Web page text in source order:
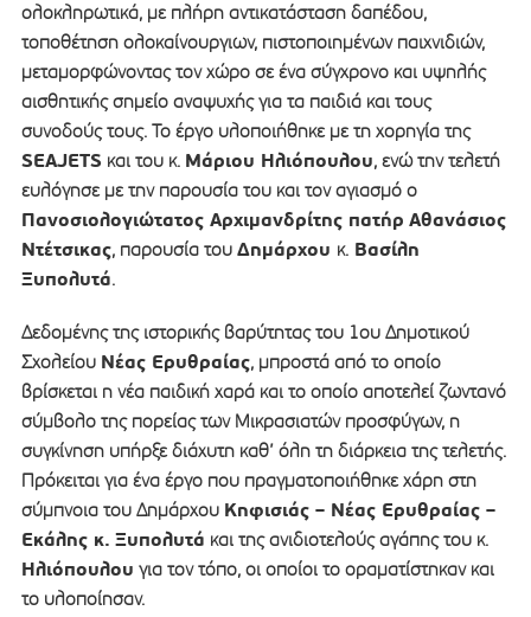
ολοκληρωτικά, με πλήρη αντικατάσταση δαπέδου,
τοποθέτηση ολοκαίνουργιων, πιστοποιημένων παιχνιδιών,
μεταμορφώνοντας τον χώρο σε ένα σύγχρονο και υψηλής
αισθητικής σημείο αναψυχής για τα παιδιά και τους
συνοδούς τους. Το έργο υλοποιήθηκε με τη χορηγία της
SEAJETS και του κ. Μάριου Ηλιόπουλου, ενώ την τελετή
ευλόγησε με την παρουσία του και τον αγιασμό ο
Πανοσιολογιώτατος Αρχιμανδρίτης πατήρ Αθανάσιος
Ντέτσικας, παρουσία του Δημάρχου κ.Βασίλη
Ξυπολυτά.
Δεδομένης της ιστορικής βαρύτητας του 1ου Δημοτικού
Σχολείου Νέας Ερυθραίας, μπροστά από το οποίο
βρίσκεται η νέα παιδική χαρά και το οποίο αποτελεί ζωντανό
σύμβολο της πορείας των Μικρασιατών προσφύγων, η
συγκίνηση υπήρξε διάχυτη καθ’ όλη τη διάρκεια της τελετής.
Πρόκειται για ένα έργο που πραγματοποιήθηκε χάρη στη
σύμπνοια του Δημάρχου Κηφισιάς – Νέας Ερυθραίας –
Εκάλης κ. Ξυπολυτά και της ανιδιοτελούς αγάπης του κ.
Ηλιόπουλου για τον τόπο, οι οποίοι το οραματίστηκαν και
το υλοποίησαν.